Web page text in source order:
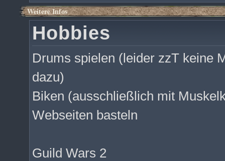
Weitere Infos
Hobbies
Drums spielen (leider zzT keine
dazu)
Biken (ausschließlich mit
Webseiten basteln
Guild Wars 2